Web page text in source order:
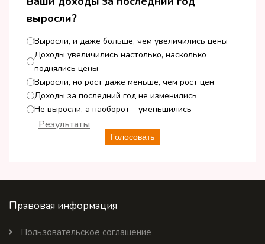
выросли?
Выросли, и даже больше, чем увеличились цены
Доходы увеличились настолько, насколько
поднялись цены
Выросли, но рост даже меньше, чем рост цен
Доходы за последний год не изменились
Не выросли, а наоборот – уменьшились
Голосовать
Результаты
Правовая информация
Пользовательское соглашение